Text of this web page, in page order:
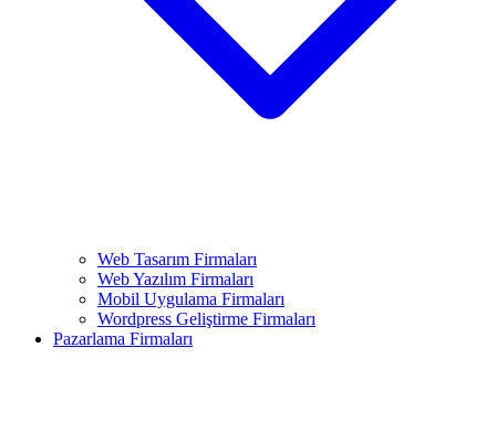
Web Tasarım Firmaları
Web Yazılım Firmaları
Mobil Uygulama Firmaları
Wordpress Geliştirme Firmaları
Pazarlama Firmaları